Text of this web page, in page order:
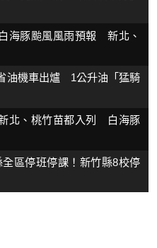
海豚颱風風雨預報 新北、
油機車出爐 1公升油「猛騎
北、桃竹苗都入列 白海豚
區停班停課！新竹縣8校停